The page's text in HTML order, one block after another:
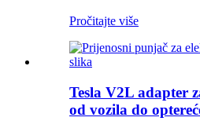
Pročitajte više
Tesla V2L adapter
od vozila do